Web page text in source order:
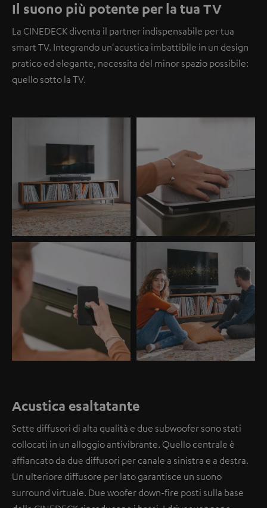
Il suono più potente per la tua TV
La CINEDECK diventa il partner indispensabile per tua
smart TV. Integrando un'acustica imbattibile in un design
pratico ed elegante, necessita del minor spazio possibile:
quello sotto la TV.
Acustica esaltatante
Sette diffusori di alta qualità e due subwoofer sono stati
collocati in un alloggio antivibrante. Quello centrale è
affiancato da due diffusori per canale a sinistra e a destra.
Un ulteriore diffusore per lato garantisce un suono
surround virtuale. Due woofer down-fire posti sulla base